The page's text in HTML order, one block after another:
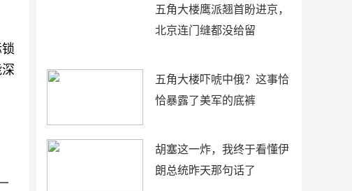
五角大楼鹰派翘首盼进京，
北京连门缝都没给留
五角大楼吓唬中俄？这事恰
恰暴露了美军的底裤
胡塞这一炸，我终于看懂伊
朗总统昨天那句话了